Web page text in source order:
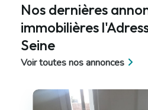
Nos dernières
immobilières
Seine
Voir toutes nos annonces